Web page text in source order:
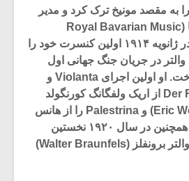
کشور را به مقصد مونیخ ترک کرد و مدیر
موسیقی رویال باواریا (Royal Bavarian Music
Director) شد. والتر در ژانویه ۱۹۱۴ اولین کنسرت خود را
در جریان جنگ جهانی اول
فعالانه به رهبری پرداخت. او اولین اجرای Violanta و
Der Ring des Plykrates از اریک ولفگانگ کورنگولد
(Eric Wolfgang Korngold) و Palestrina را از هانس
فیتزنر رهبری کرد. او همچنین در سال ۱۹۲۰ نخستین
اجرای Die Vogel از والتر برونفلز (Walter Braunfels)